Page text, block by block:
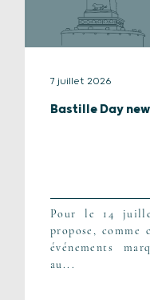
7 juillet 2026
Bastille Day
Pour le 14
propose, comme
événements
au...